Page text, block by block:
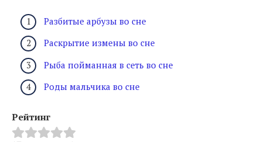
Разбитые арбузы во сне
Раскрытие измены во сне
Рыба пойманная в сеть во сне
Роды мальчика во сне
Рейтинг